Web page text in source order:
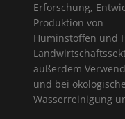
Erforschung,
Produktion von
Huminstoffen und
außerdem
und bei
Wasserreinigung